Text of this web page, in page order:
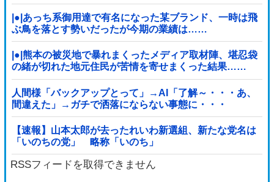
|●|あっち系御用達で有名になった某ブランド、一時は飛
ぶ鳥を落とす勢いだったが今期の業績は……
|●|熊本の被災地で暴れまくったメディア取材陣、堪忍袋
の緒が切れた地元住民が苦情を寄せまくった結果……
人間様「バックアップとって」→AI「了解～・・・あ、
間違えた」→ガチで洒落にならない事態に・・・
【速報】山本太郎が去ったれいわ新選組、新たな党名は
「いのちの党」 略称「いのち」
RSSフィードを取得できません